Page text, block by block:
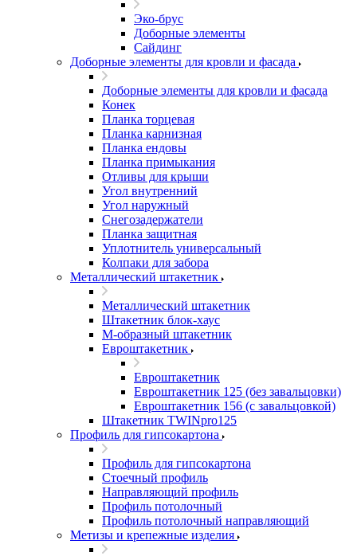
Эко-брус
Доборные элементы
Сайдинг
Доборные элементы для кровли и фасада
Доборные элементы для кровли и фасада
Конек
Планка торцевая
Планка карнизная
Планка ендовы
Планка примыкания
Отливы для крыши
Угол внутренний
Угол наружный
Снегозадержатели
Планка защитная
Уплотнитель универсальный
Колпаки для забора
Металлический штакетник
Металлический штакетник
Штакетник блок-хаус
М-образный штакетник
Евроштакетник
Евроштакетник
Евроштакетник 125 (без завальцовки)
Евроштакетник 156 (с завальцовкой)
Штакетник TWINpro125
Профиль для гипсокартона
Профиль для гипсокартона
Стоечный профиль
Направляющий профиль
Профиль потолочный
Профиль потолочный направляющий
Метизы и крепежные изделия